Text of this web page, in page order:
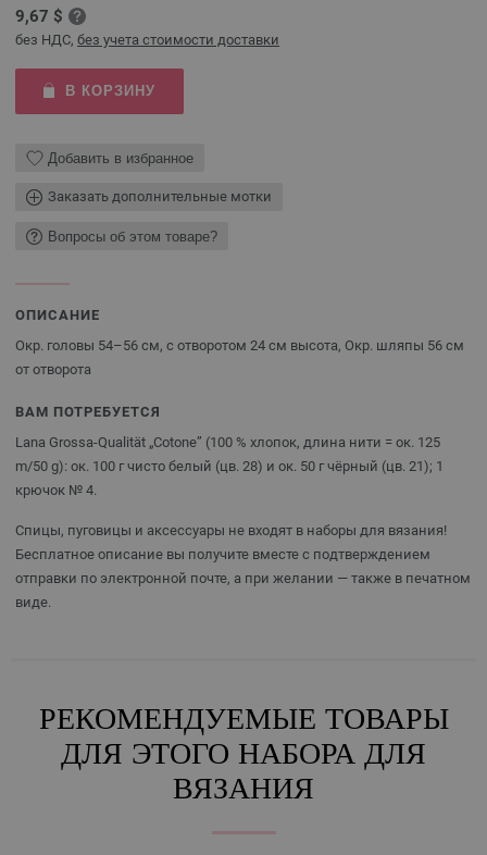
9,67 $
без НДС, без учета стоимости доставки
В КОРЗИНУ
Добавить в избранное
Заказать дополнительные мотки
Вопросы об этом товаре?
ОПИСАНИЕ
Окр. головы 54–56 см, с отворотом 24 см высота, Окр. шляпы 56 см
от отворота
ВАМ ПОТРЕБУЕТСЯ
Lana Grossa-Qualität „Cotone” (100 % хлопок, длина нити = ок. 125
m/50 g): ок. 100 г чисто белый (цв. 28) и ок. 50 г чёрный (цв. 21); 1
крючок № 4.
Спицы, пуговицы и аксессуары не входят в наборы для вязания!
Бесплатное описание вы получите вместе с подтверждением
отправки по электронной почте, а при желании — также в печатном
виде.
РЕКОМЕНДУЕМЫЕ ТОВАРЫ
ДЛЯ ЭТОГО НАБОРА ДЛЯ
ВЯЗАНИЯ